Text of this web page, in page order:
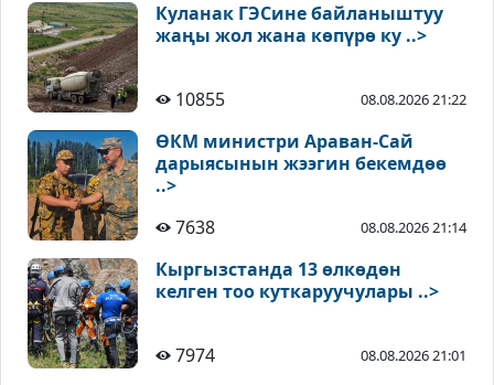
Куланак ГЭСине байланыштуу
жаңы жол жана көпүрө ку ..>
10855 08.08.2026 21:22
ӨКМ министри Араван-Сай
дарыясынын жээгин бекемдөө
..>
7638
08.08.2026 21:14
Кыргызстанда 13 өлкөдөн
келген тоо куткаруучулары ..>
7974 08.08.2026 21:01